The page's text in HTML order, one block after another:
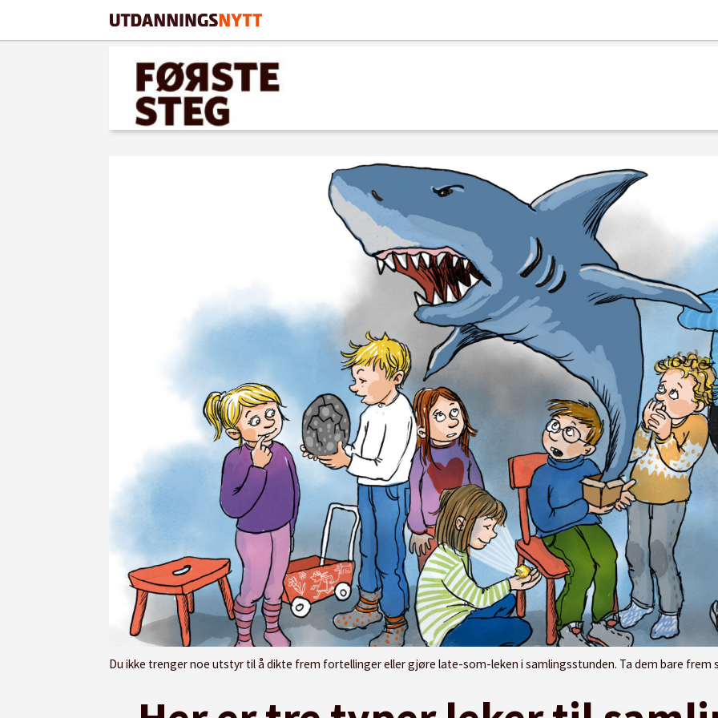
Du ikke trenger noe utstyr til å dikte frem fortellinger eller gjøre late-som-leken i samlingsstunden. Ta dem bare frem som en del av